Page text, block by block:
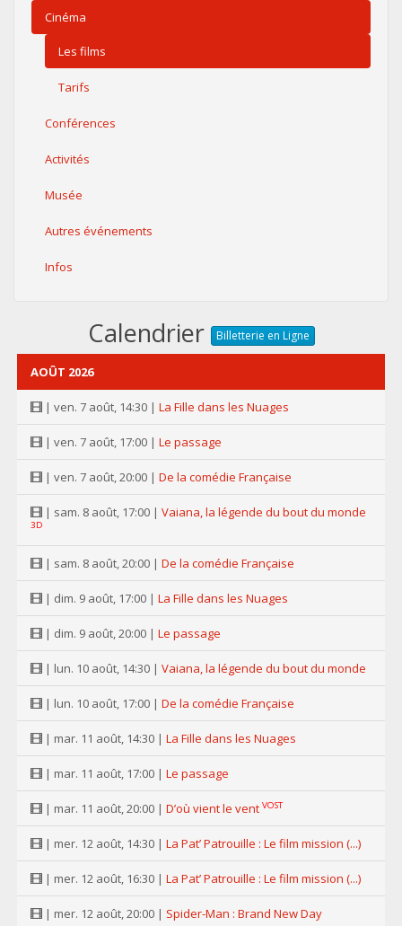
Cinéma
Les films
Tarifs
Conférences
Activités
Musée
Autres événements
Infos
Calendrier Billetterie en Ligne
AOÛT 2026
| ven. 7 août, 14:30 | La Fille dans les Nuages
| ven. 7 août, 17:00 | Le passage
| ven. 7 août, 20:00 | De la comédie Française
| sam. 8 août, 17:00 | Vaiana, la légende du bout du monde
3D
| sam. 8 août, 20:00 | De la comédie Française
| dim. 9 août, 17:00 | La Fille dans les Nuages
| dim. 9 août, 20:00 | Le passage
| lun. 10 août, 14:30 | Vaiana, la légende du bout du monde
| lun. 10 août, 17:00 | De la comédie Française
| mar. 11 août, 14:30 | La Fille dans les Nuages
| mar. 11 août, 17:00 | Le passage
| mar. 11 août, 20:00 | D’où vient le vent VOST
| mer. 12 août, 14:30 | La Pat’ Patrouille : Le film mission (...)
| mer. 12 août, 16:30 | La Pat’ Patrouille : Le film mission (...)
| mer. 12 août, 20:00 | Spider-Man : Brand New Day